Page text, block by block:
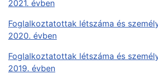
2021. évben
Foglalkoztatottak létszáma és
2020. évben
Foglalkoztatottak létszáma és
2019. évben